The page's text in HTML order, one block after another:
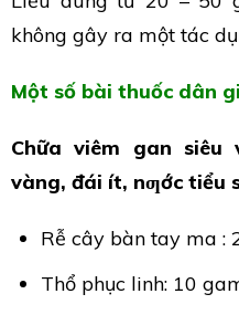
không gây ra một tác
Một số bài thuốc dân
Chữa viêm gan
vàng, đái ít, nƣớc tiểu
Rễ cây bàn tay ma :
Thổ phục linh: 10